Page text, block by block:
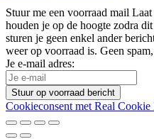
Stuur me een voorraad mail Laat
houden je op de hoogte zodra
sturen je geen enkel ander
weer op voorraad is. Geen
Je e-mail adres:
Stuur op voorraad bericht
Cookieconsent met Real Cookie